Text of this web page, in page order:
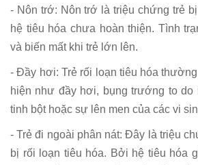
- Nôn trớ: Nôn trớ là triệu chứng trẻ
hệ tiêu hóa chưa hoàn thiện. Tình
và biến mất khi trẻ lớn lên.
- Đầy hơi: Trẻ rối loạn tiêu hóa
hiện như đầy hơi, bụng trướng to do
tinh bột hoặc sự lên men của các vi
- Trẻ đi ngoài phân nát: Đây là triệu
bị rối loạn tiêu hóa. Bởi hệ tiêu hóa